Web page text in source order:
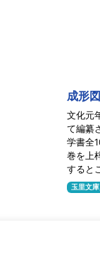
成形
文化元
て編纂
学書全
巻を上
すると
玉里文